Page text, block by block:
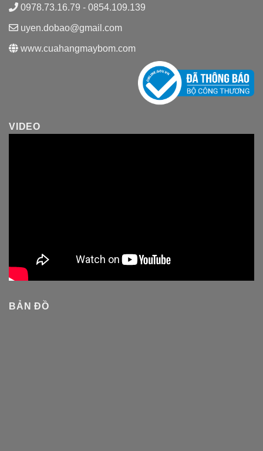
0978.73.16.79 - 0854.109.139
uyen.dobao@gmail.com
www.cuahangmaybom.com
VIDEO
BẢN ĐỒ